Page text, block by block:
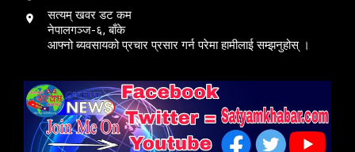
सत्यम् खवर डट कम
नेपालगञ्ज-६, बाँके
आफ्नो ब्यवसायको प्रचार प्रसार गर्न परेमा हामीलाई सम्झनुहोस् ।